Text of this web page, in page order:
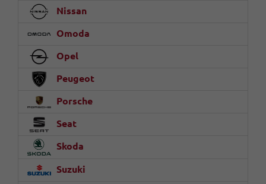
Nissan
Omoda
Opel
Peugeot
Porsche
Seat
Skoda
Suzuki